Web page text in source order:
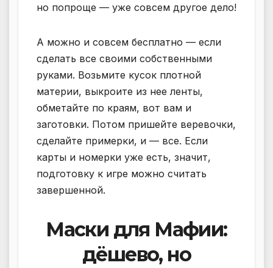
но попроще — уже совсем другое дело!
А можно и совсем бесплатно — если
сделать все своими собственными
руками. Возьмите кусок плотной
материи, выкроите из нее ленты,
обметайте по краям, вот вам и
заготовки. Потом пришейте веревочки,
сделайте примерки, и — все. Если
карты и номерки уже есть, значит,
подготовку к игре можно считать
завершенной.
Маски для Мафии:
дёшево, но